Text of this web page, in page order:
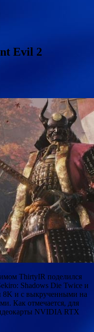
Evil 2
ThirtyIR поделился
Shadows Die Twice и
8K и с выкрученными на
Как отмечается, для
NVIDIA RTX